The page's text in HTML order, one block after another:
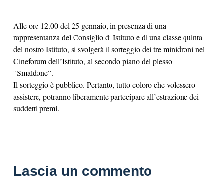
Alle ore 12.00 del 25 gennaio, in presenza di una
rappresentanza del Consiglio di Istituto e di una classe quinta
del nostro Istituto, si svolgerà il sorteggio dei tre minidroni nel
Cineforum dell’Istituto, al secondo piano del plesso
“Smaldone”.
Il sorteggio è pubblico. Pertanto, tutto coloro che volessero
assistere, potranno liberamente partecipare all’estrazione dei
suddetti premi.
Lascia un commento